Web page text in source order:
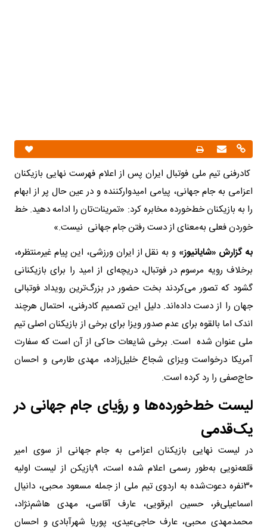
کادرفنی تیم ملی فوتبال ایران پس از اعلام فهرست نهایی بازیکنان
اعزامی به جام جهانی، پیامی امیدوارکننده و در عین حال پر از ابهام
را به بازیکنان خط‌خورده مخابره کرد: «تمرینات‌تان را ادامه دهید. خط
خوردن فعلی به‌معنای از دست رفتن جام جهانی نیست.»
به گزارش «شایانیوز»و به نقل از ایران ورزشی، این پیام غیرمنتظره،
برخلاف رویه مرسوم در فوتبال، دریچه‌ای از امید را برای بازیکنانی
گشود که تصور می‌کردند بخت حضور در بزرگ‌ترین رویداد فوتبالی
جهان را از دست داده‌اند. دلیل این تصمیم کادرفنی، احتمال هرچند
اندک اما بالقوه برای عدم صدور ویزا برای برخی از بازیکنان اصلی تیم
ملی عنوان شده است. برخی شایعات حاکی از آن است که سفارت
آمریکا درخواست ویزای شجاع خلیل‌زاده، مهدی طارمی و احسان
حاج‌صفی را رد کرده است.
لیست خط‌‌خورده‌ها و رؤیای جام جهانی در
یک‌قدمی
در لیست نهایی بازیکنان اعزامی به جام جهانی از سوی امیر
قلعه‌نویی به‌طور رسمی اعلام شده است، ۹بازیکن از لیست اولیه
۳۰نفره دعوت‌شده به اردوی تیم ملی از جمله مسعود محبی، دانیال
اسماعیلی‌فر، حسین ابرقویی، عارف آقاسی، مهدی هاشم‌نژاد،
محمدمهدی محبی، عارف حاجی‌عیدی، پوریا شهرآبادی و احسان